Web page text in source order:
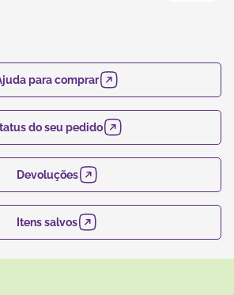
para comprar
do seu pedido
Devoluções
Itens salvos